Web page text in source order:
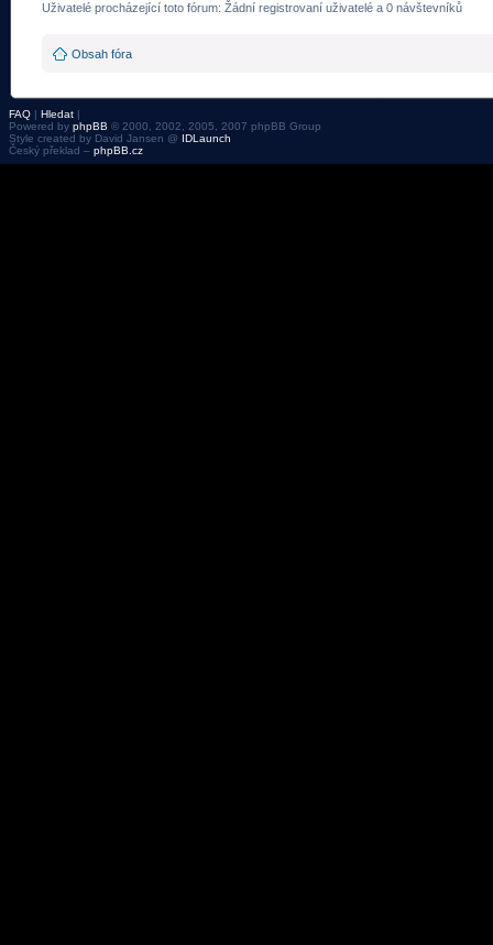
Uživatelé procházející toto fórum: Žádní registrovaní uživatelé a 0 návštevníků
Obsah fóra
FAQ | Hledat |
Powered by phpBB © 2000, 2002, 2005, 2007 phpBB Group
Style created by David Jansen @ IDLaunch
Český překlad – phpBB.cz